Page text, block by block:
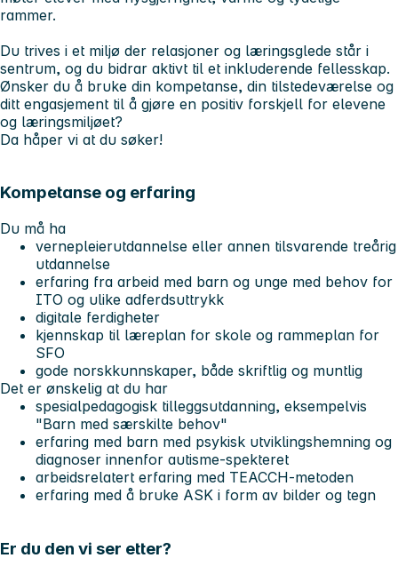
rammer.
Du trives i et miljø der relasjoner og læringsglede står i
sentrum, og du bidrar aktivt til et inkluderende fellesskap.
Ønsker du å bruke din kompetanse, din tilstedeværelse og
ditt engasjement til å gjøre en positiv forskjell for elevene
og læringsmiljøet?
Da håper vi at du søker!
Kompetanse og erfaring
Du må ha
vernepleierutdannelse eller annen tilsvarende treårig
utdannelse
erfaring fra arbeid med barn og unge med behov for
ITO og ulike adferdsuttrykk
digitale ferdigheter
kjennskap til læreplan for skole og rammeplan for
SFO
gode norskkunnskaper, både skriftlig og muntlig
Det er ønskelig at du har
spesialpedagogisk tilleggsutdanning, eksempelvis
"Barn med særskilte behov"
erfaring med barn med psykisk utviklingshemning og
diagnoser innenfor autisme-spekteret
arbeidsrelatert erfaring med TEACCH-metoden
erfaring med å bruke ASK i form av bilder og tegn
Er du den vi ser etter?